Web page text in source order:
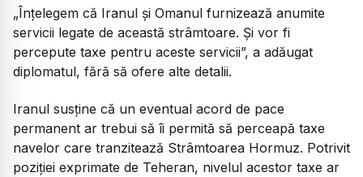
„Înțelegem că Iranul și Omanul furnizează anumite
servicii legate de această strâmtoare. Și vor fi
percepute taxe pentru aceste servicii”, a adăugat
diplomatul, fără să ofere alte detalii.
Iranul susține că un eventual acord de pace
permanent ar trebui să îi permită să perceapă taxe
navelor care tranzitează Strâmtoarea Hormuz. Potrivit
poziției exprimate de Teheran, nivelul acestor taxe ar